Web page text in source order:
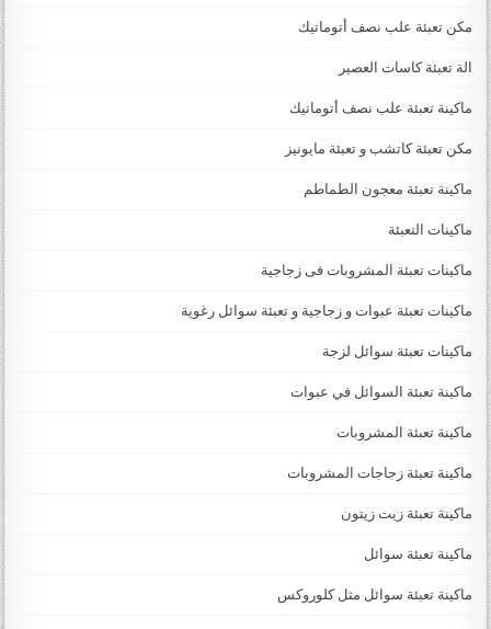
مكن تعبئة علب نصف أتوماتيك
الة تعبئة كاسات العصير
ماكينة تعبئة علب نصف أتوماتيك
مكن تعبئة كاتشب و تعبئة مايونيز
ماكينة تعبئة معجون الطماطم
ماكينات التعبئة
ماكينات تعبئة المشروبات فى زجاجية
ماكينات تعبئة عبوات و زجاجية و تعبئة سوائل رغوية
ماكينات تعبئة سوائل لزجة
‏‏‏ماكينة تعبئة السوائل في عبوات
ماكينة تعبئة المشروبات
ماكينة تعبئة زجاجات المشروبات
ماكينة تعبئة زيت زيتون
ماكينة تعبئة سوائل
ماكينة تعبئة سوائل مثل كلوروكس